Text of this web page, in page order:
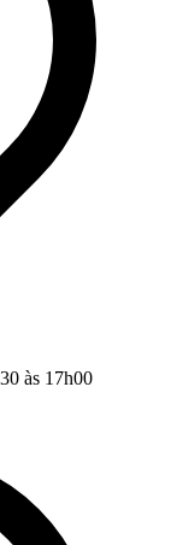
às 17h00